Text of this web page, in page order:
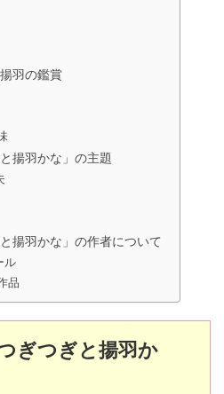
羽の鑑賞
揚羽かな」の主題
揚羽かな」の作者について
ル
品
ぎつぎと揚羽か